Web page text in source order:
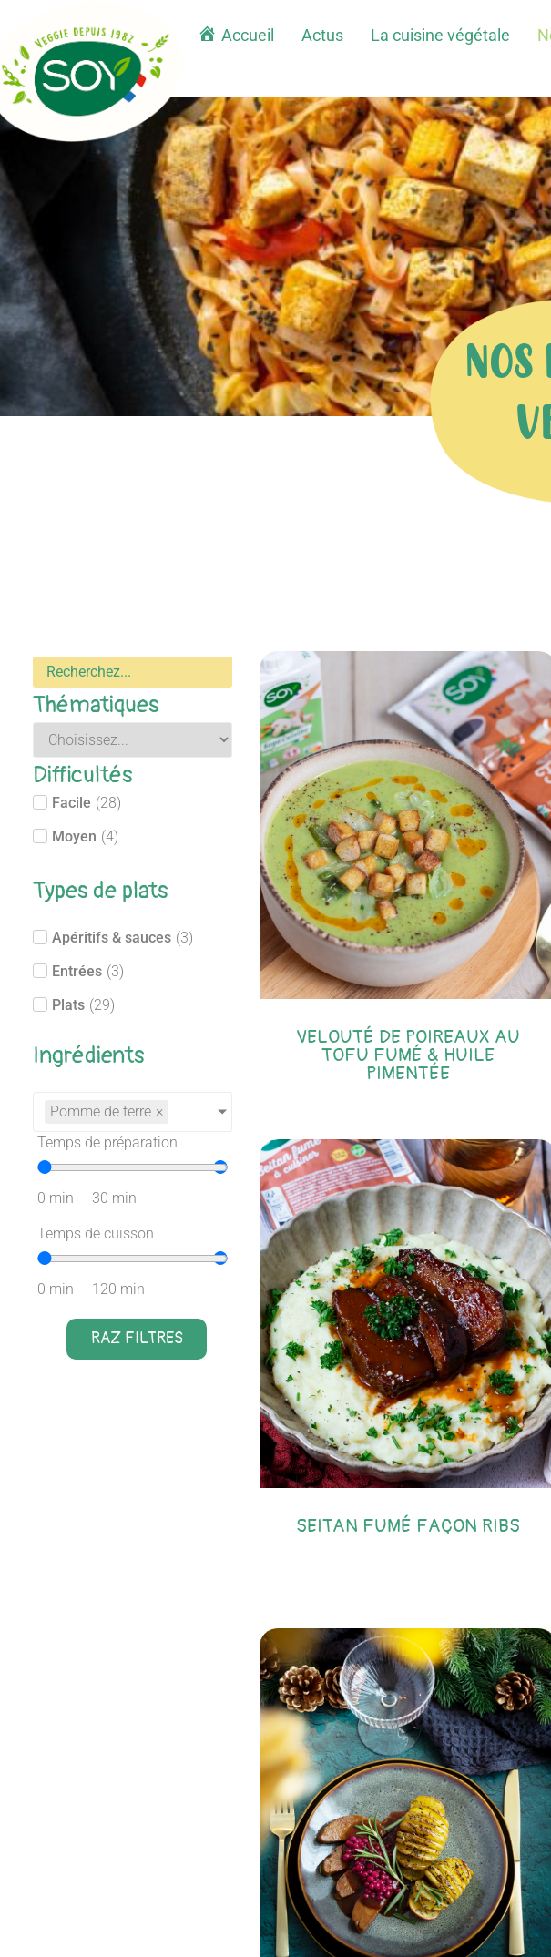
Accueil Actus La cuisine végétale
NOS
Thématiques
Difficultés
Facile (28)
Moyen (4)
Types de plats
Apéritifs & sauces (3)
Entrées (3)
Plats (29)
Ingrédients
Pomme de terre ×
Temps de préparation
0 min — 30 min
Temps de cuisson
0 min — 120 min
RAZ FILTRES
VELOUTÉ DE POIREAUX AU
TOFU FUMÉ & HUILE
PIMENTÉE
SEITAN FUMÉ FAÇON RIBS